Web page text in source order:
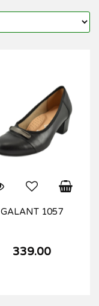
GALANT 1057
339.00